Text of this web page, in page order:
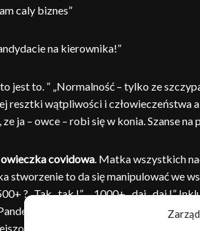
caly biznes”
na kierownika!”
to jest to. ” „Normalność – tylko ze
resztki wątpliwości i człowieczeństwa
ja – owce – robi się w konia. Szanse na
covidowa. Matka wszystkich
stworzenie to da się manipulować we
? „Tak , tak !” , „1000+ , daj , daj !”
? „Jestem za” . Apartheid
? Oczywiście, tak ! „Dostaniesz